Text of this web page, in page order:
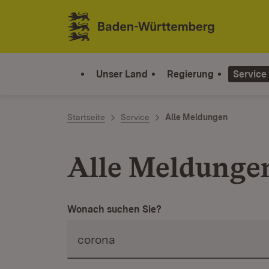
Zum Inhalt springen
Link zur Startseite
Unser Land Regierung Service
Startseite Service Alle Meldungen
Alle
Wonach suchen Sie?